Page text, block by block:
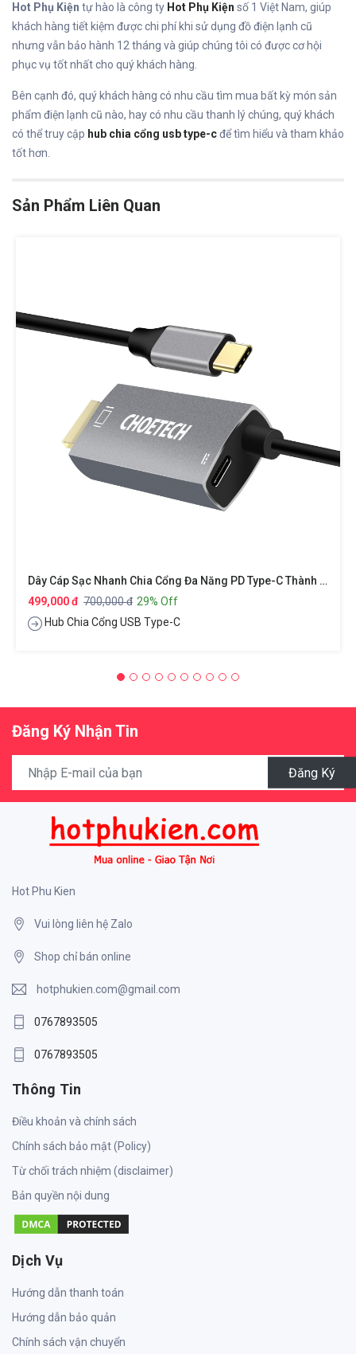
Hot Phụ Kiện tự hào là công ty Hot Phụ Kiện số 1 Việt Nam, giúp
khách hàng tiết kiệm được chi phí khi sử dụng đồ điện lạnh cũ
nhưng vẫn bảo hành 12 tháng và giúp chúng tôi có được cơ hội
phục vụ tốt nhất cho quý khách hàng.
Bên cạnh đó, quý khách hàng có nhu cầu tìm mua bất kỳ món sản
phẩm điện lạnh cũ nào, hay có nhu cầu thanh lý chúng, quý khách
có thể truy cập hub chia cổng usb type-cđể tìm hiểu và tham khảo
tốt hơn.
Sản Phẩm Liên Quan
Dây Cáp Sạc Nhanh Chia Cổng Đa Năng PD Type-C Thành Cổng Type-C PD 3.0, Cổng HDMI Chuẩn 4k, Dài 180cm Hiệu CHOETECH M180
499,000 đ 700,000 đ 29% Off
Hub Chia Cổng USB Type-C
Đăng Ký Nhận Tin
Đăng Ký
Hot Phu Kien
Vui lòng liên hệ Zalo
Shop chỉ bán online
hotphukien.com@gmail.com
0767893505
0767893505
Thông Tin
Điều khoản và chính sách
Chính sách bảo mật (Policy)
Từ chối trách nhiệm (disclaimer)
Bản quyền nội dung
Dịch Vụ
Hướng dẫn thanh toán
Hướng dẫn bảo quản
Chính sách vận chuyển